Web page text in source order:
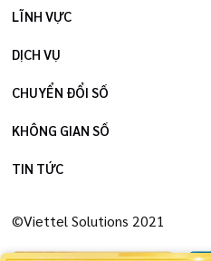
LĨNH VỰC
DỊCH VỤ
CHUYỂN ĐỔI SỐ
KHÔNG GIAN SỐ
TIN TỨC
©Viettel Solutions 2021